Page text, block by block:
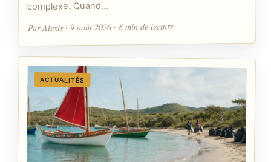
complexe. Quand…
Par Alexis · 9 août 2026 · 8 min de lecture
ACTUALITÉS